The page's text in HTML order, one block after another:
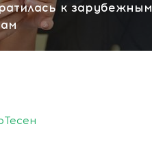
к зарубежным